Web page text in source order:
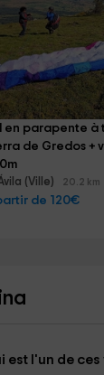
en parapente à
de Gredos +
(Ville) 20.2 km
de 120€
est l'un de